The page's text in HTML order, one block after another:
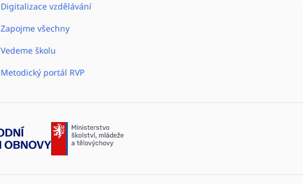
Digitalizace vzdělávání
Zapojme všechny
Vedeme školu
Metodický portál RVP